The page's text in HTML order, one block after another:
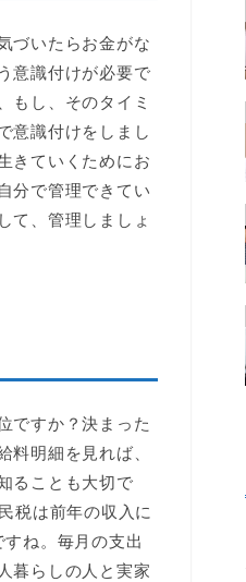
づいたらお金がな
意識付けが必要で
もし、そのタイミ
意識付けをしまし
きていくためにお
分で管理できてい
て、管理しましょ
ですか？決まった
明細を見れば、
ることも大切で
税は前年の収入に
ね。毎月の支出
暮らしの人と実家